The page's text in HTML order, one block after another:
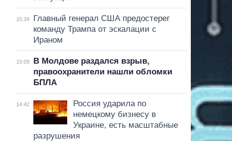
15:34
Главный генерал США предостерег
команду Трампа от эскалации с
Ираном
15:09
В Молдове раздался взрыв,
правоохранители нашли обломки
БПЛА
14:42
Россия ударила по
немецкому бизнесу в
Украине, есть масштабные
разрушения